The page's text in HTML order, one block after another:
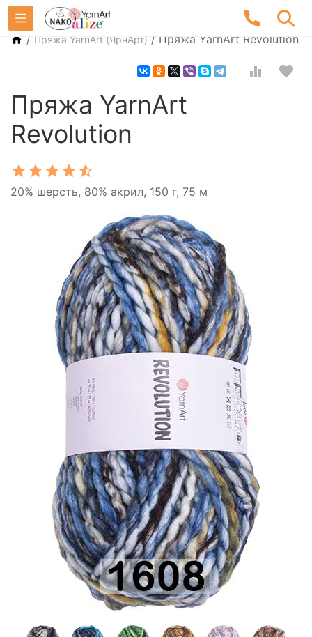
/ Пряжа YarnArt (ЯрнАрт) / Пряжа YarnArt Revolution
Пряжа YarnArt
Revolution
20% шерсть, 80% акрил, 150 г, 75 м